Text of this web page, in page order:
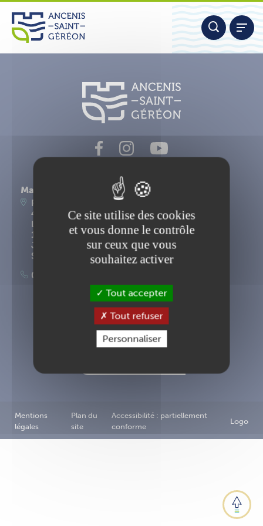
Aller
contenu
Nous contacter
Mairie d'Ancenis-Saint-Géréon
Place du Maréchal Foch
44156 Ancenis-Saint-Géréon
Lundi, mardi, mercredi, vendredi : 9h-12h30 et
14h-17h15
Jeudi : 9h-12h30
Samedi : 9h-12h
02 40 83 87 00
Inscription à la newsletter
Mentions
légales
Plan du
site
Accessibilité : partiellement
conforme
Logo
Panneau de gestion des cookies
Ce site utilise des cookies
et vous donne le contrôle
sur ceux que vous
souhaitez activer
Tout accepter
Tout refuser
Personnaliser